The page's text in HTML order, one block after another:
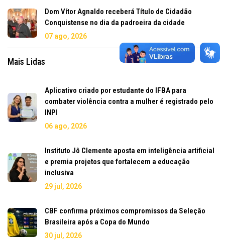
Dom Vítor Agnaldo receberá Título de Cidadão
Conquistense no dia da padroeira da cidade
07 ago, 2026
Mais Lidas
Aplicativo criado por estudante do IFBA para
combater violência contra a mulher é registrado pelo
INPI
06 ago, 2026
Instituto Jô Clemente aposta em inteligência artificial
e premia projetos que fortalecem a educação
inclusiva
29 jul, 2026
CBF confirma próximos compromissos da Seleção
Brasileira após a Copa do Mundo
30 jul, 2026